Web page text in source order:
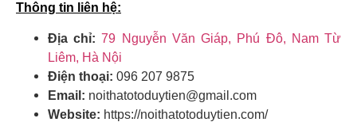
Thông tin liên hệ:
Địa chỉ: 79 Nguyễn Văn Giáp, Phú Đô, Nam Từ
Liêm, Hà Nội
Điện thoại: 096 207 9875
Email: noithatotoduytien@gmail.com
Website: https://noithatotoduytien.com/